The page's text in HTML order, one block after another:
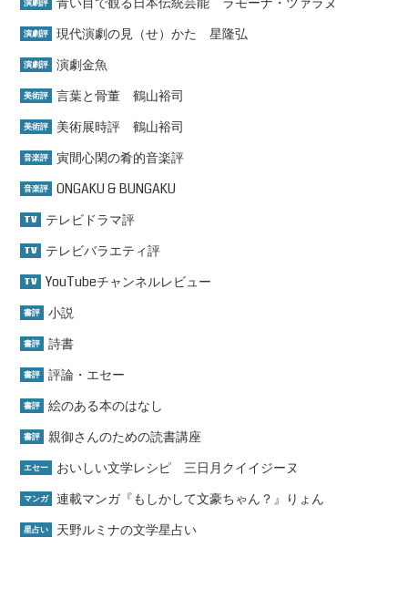
演劇評
演劇評 現代演劇の見（せ）かた 星隆弘
演劇評 演劇金魚
美術評 言葉と骨董 鶴山裕司
美術評 美術展時評 鶴山裕司
音楽評 寅間心閑の肴的音楽評
音楽評 ONGAKU & BUNGAKU
TV テレビドラマ評
TV テレビバラエティ評
TV YouTubeチャンネルレビュー
書評 小説
書評 詩書
書評 評論・エセー
書評 絵のある本のはなし
書評 親御さんのための読書講座
エセー おいしい文学レシピ 三日月クイイジーヌ
マンガ 連載マンガ『もしかして文豪ちゃん？』りょん
星占い 天野ルミナの文学星占い